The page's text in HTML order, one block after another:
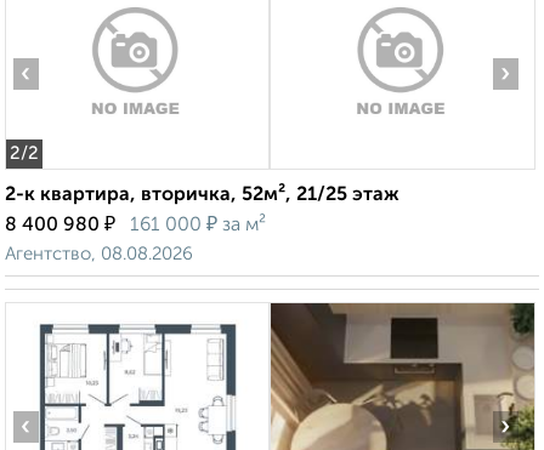
2/2
‹ ›
2-к квартира, вторичка, 52м², 21/25 этаж
8 400 980 ₽ 161 000 ₽ за м²
Агентство, 08.08.2026
‹ ›